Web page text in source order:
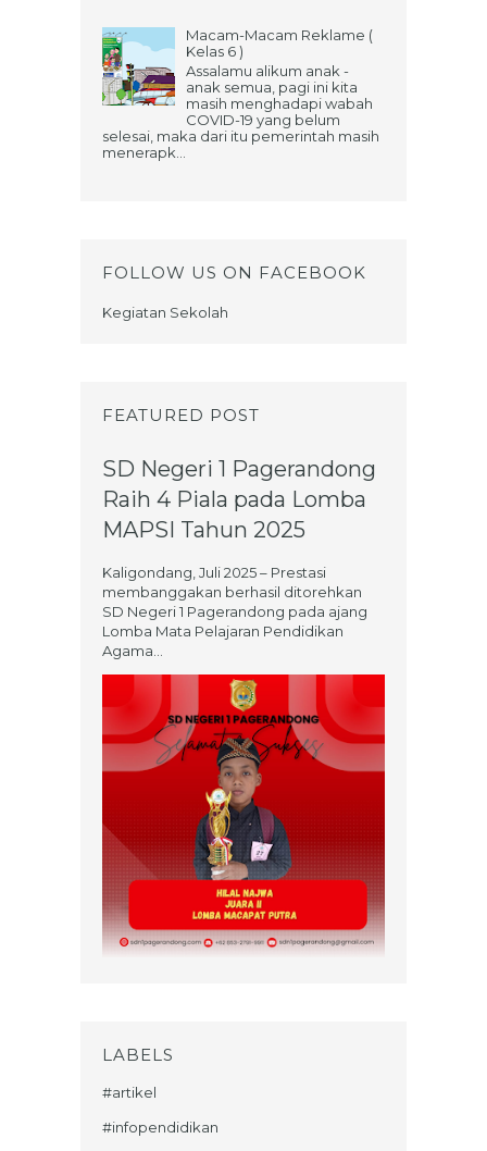
Macam-Macam Reklame (
Kelas 6 )
Assalamu alikum anak -
anak semua, pagi ini kita
masih menghadapi wabah
COVID-19 yang belum
selesai, maka dari itu pemerintah masih
menerapk...
FOLLOW US ON FACEBOOK
Kegiatan Sekolah
FEATURED POST
SD Negeri 1 Pagerandong
Raih 4 Piala pada Lomba
MAPSI Tahun 2025
Kaligondang, Juli 2025 – Prestasi
membanggakan berhasil ditorehkan
SD Negeri 1 Pagerandong pada ajang
Lomba Mata Pelajaran Pendidikan
Agama...
LABELS
#artikel
#infopendidikan